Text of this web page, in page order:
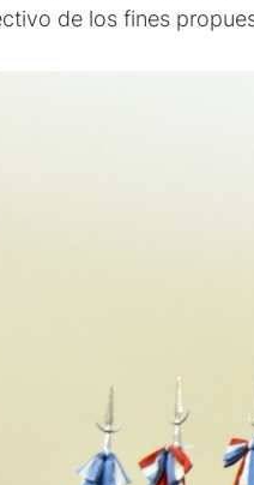
de los fines